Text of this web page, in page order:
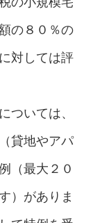
の８０％の
対しては評
ついては、
貸地やアパ
（最大２０
）がありま